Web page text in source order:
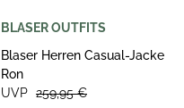
BLASER OUTFITS
Blaser Herren Casual-Jacke
Ron
UVP 259,95 €